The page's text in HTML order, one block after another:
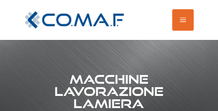
MACCHINE
LAVORAZIONE
LAMIERA